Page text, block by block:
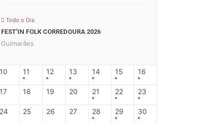
Todo o Dia
FEST’IN FOLK CORREDOURA 2026
Guimarães
10 11 12 13 14 15 16
17 18 19 20 21 22 23
24 25 26 27 28 29 30